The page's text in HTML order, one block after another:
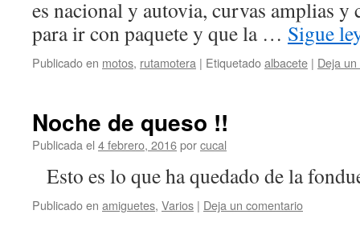
es nacional y autovia, curvas amplias y
para ir con paquete y que la … Sigue
Publicado en motos, rutamotera | Etiquetadoalbacete | Deja
Noche de queso !!
Publicada el 4 febrero, 2016porcucal
Esto es lo que ha quedado de la
Publicado en amiguetes, Varios | Deja un comentario